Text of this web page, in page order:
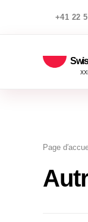
+41 22
Page